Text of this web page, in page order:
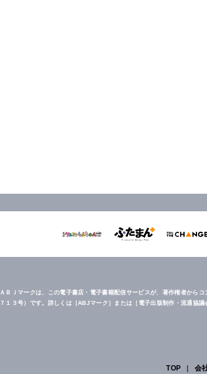
ＡＢＪマークは、この電子書店・電子書籍配信サービスが、著作権者から
７１３号）です。詳しくは［ABJマーク］または［電子出版制作・流通協議
TOP 会